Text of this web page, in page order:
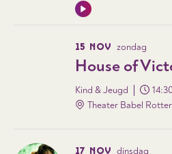
15 NOV zondag
House of
Kind & Jeugd
Theater Babel
17 NOV dinsdag